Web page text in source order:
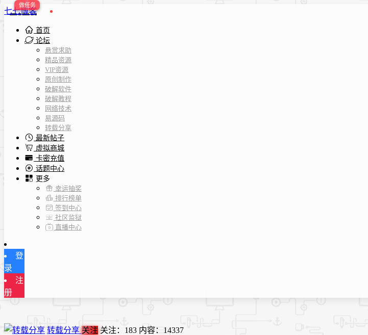
七七博客
首页
论坛
悬赏求助
精品资源
VIP资源
原创制作
破解软件
破解教程
网络技术
易源码
转载分享
最新帖子
虚拟商城
卡密充值
话题中心
更多
幸运抽奖
排行榜单
签到中心
社区监狱
直播中心
登
录
注
册
转载分享关注 关注： 183 内容： 14337